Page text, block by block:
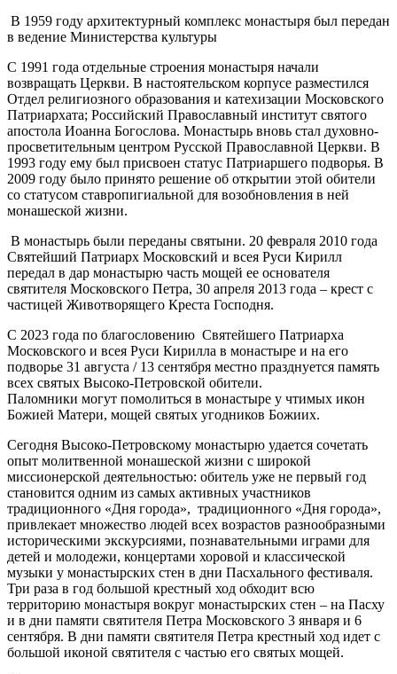
В 1959 году архитектурный комплекс монастыря был передан
в ведение Министерства культуры
С 1991 года отдельные строения монастыря начали
возвращать Церкви. В настоятельском корпусе разместился
Отдел религиозного образования и катехизации Московского
Патриархата; Российский Православный институт святого
апостола Иоанна Богослова. Монастырь вновь стал духовно-
просветительным центром Русской Православной Церкви. В
1993 году ему был присвоен статус Патриаршего подворья. В
2009 году было принято решение об открытии этой обители
со статусом ставропигиальной для возобновления в ней
монашеской жизни.
В монастырь были переданы святыни. 20 февраля 2010 года
Святейший Патриарх Московский и всея Руси Кирилл
передал в дар монастырю часть мощей ее основателя
святителя Московского Петра, 30 апреля 2013 года – крест с
частицей Животворящего Креста Господня.
С 2023 года по благословению Святейшего Патриарха
Московского и всея Руси Кирилла в монастыре и на его
подворье 31 августа / 13 сентября местно празднуется память
всех святых Высоко-Петровской обители.
Паломники могут помолиться в монастыре у чтимых икон
Божией Матери, мощей святых угодников Божиих.
Сегодня Высоко-Петровскому монастырю удается сочетать
опыт молитвенной монашеской жизни с широкой
миссионерской деятельностью: обитель уже не первый год
становится одним из самых активных участников
традиционного «Дня города», традиционного «Дня города»,
привлекает множество людей всех возрастов разнообразными
историческими экскурсиями, познавательными играми для
детей и молодежи, концертами хоровой и классической
музыки у монастырских стен в дни Пасхального фестиваля.
Три раза в год большой крестный ход обходит всю
территорию монастыря вокруг монастырских стен – на Пасху
и в дни памяти святителя Петра Московского 3 января и 6
сентября. В дни памяти святителя Петра крестный ход идет с
большой иконой святителя с частью его святых мощей.